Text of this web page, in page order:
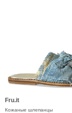
Fru.it
Кожаные шлепанцы